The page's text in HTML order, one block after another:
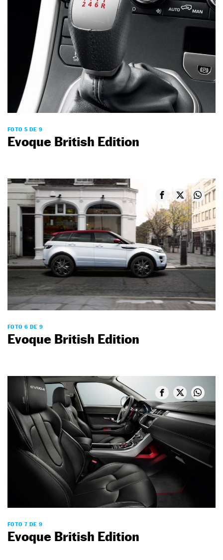
FOTO 5 DE 9
Evoque British Edition
FOTO 6 DE 9
Evoque British Edition
FOTO 7 DE 9
Evoque British Edition